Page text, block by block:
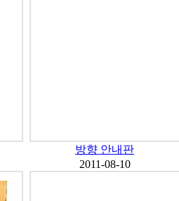
방향 안내판
2011-08-10